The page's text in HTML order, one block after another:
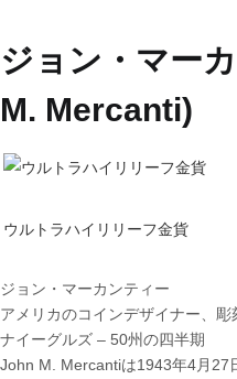
ジョン・マー
M. Mercanti)
ウルトラハイリリーフ金貨
ジョン・マーカンティー
アメリカのコインデザイナー、
ナイーグルズ – 50州の四半期
John M. Mercantiは1943年4月27